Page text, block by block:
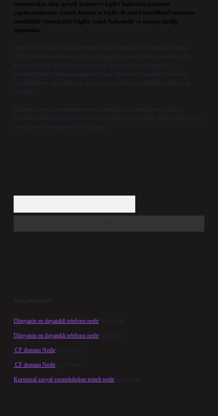
taşımamakta olup, gerçek kurum ve kişiler hakkında paylaşım
yapılmamaktadır. Gerçek kurum ve kişiler ile isim benzerlikleri tamamen
tesadüfidir. Sitemizdeki bilgiler taslak halindedir ve tavsiye niteliği
taşımazlar.
Sitemiz, 5651 Sayılı Kanun gereğince Bilgi Teknolojileri ve İletişim Kurumu
(BTK) tarafından onaylanmış bir Yer Sağlayıcı olarak hizmet vermektedir. Bu
nedenle, sitedeki içerikleri proaktif olarak denetleme veya araştırma
yükümlülüğümüz bulunmamaktadır. Ancak, üyelerimiz yazdıkları içeriklerin
sorumluluğunu taşımakta olup, siteye üye olarak bu sorumluluğu kabul etmiş
sayılırlar.
Hukuka ve yasal düzenlemelere aykırı olduğunu düşündüğünüz içerikleri,
backlinkpanelicomtr@gmail.com adresine bildirmeniz halinde, ilgili içerikler yasal
süre içerisinde sitemizden kaldırılacaktır.
Son yorumlar
Dünyanin en dayanikli telefonu nedir için admin
Dünyanin en dayanikli telefonu nedir için Cesur
.CF domain Nedir için admin
.CF domain Nedir için Merve
Kurumsal sosyal sorumluluğun temeli nedir için admin